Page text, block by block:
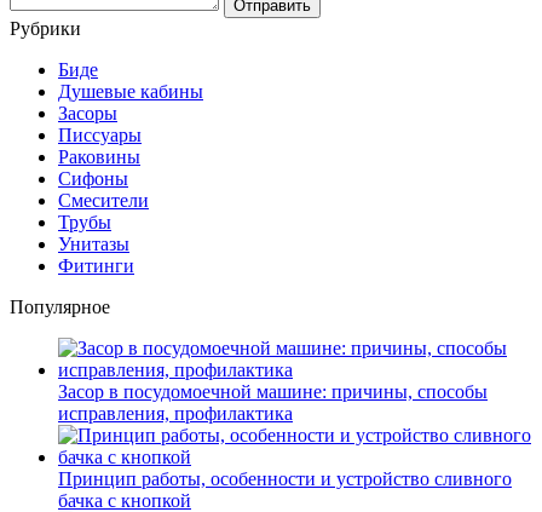
Рубрики
Биде
Душевые кабины
Засоры
Писсуары
Раковины
Сифоны
Смесители
Трубы
Унитазы
Фитинги
Популярное
Засор в посудомоечной машине: причины, способы
исправления, профилактика
Принцип работы, особенности и устройство сливного
бачка с кнопкой